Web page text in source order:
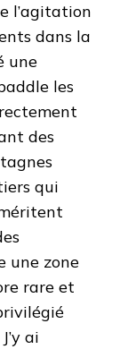
l’agitation
dans la
une
les
des
qui
une zone
rare et
ai